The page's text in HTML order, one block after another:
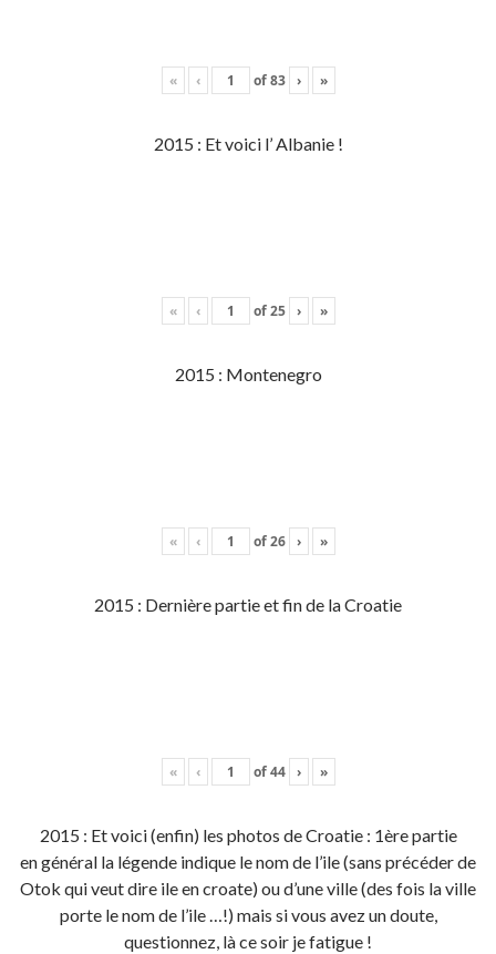
« ‹ of83 › »
2015 : Et voici l’ Albanie !
« ‹ of25 › »
2015 : Montenegro
« ‹ of26 › »
2015 : Dernière partie et fin de la Croatie
« ‹ of44 › »
2015 : Et voici (enfin) les photos de Croatie : 1ère partie
en général la légende indique le nom de l’ile (sans précéder de
Otok qui veut dire ile en croate) ou d’une ville (des fois la ville
porte le nom de l’ile …!) mais si vous avez un doute,
questionnez, là ce soir je fatigue !